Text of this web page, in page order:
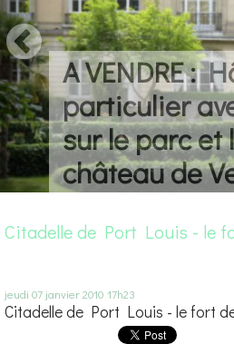
A VENDRE :
particulier
sur le parc et
château de
Citadelle de Port Louis - le
jeudi 07 janvier 2010 17h23
Citadelle de Port Louis - le fort